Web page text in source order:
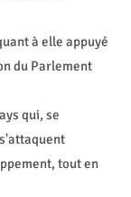
à elle appuyé
du Parlement
qui, se
tout en